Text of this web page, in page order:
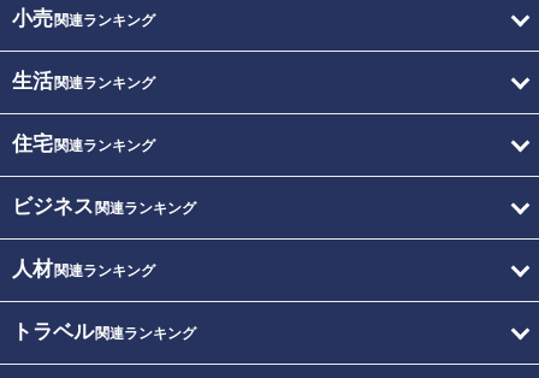
小売関連ランキング
生活関連ランキング
住宅関連ランキング
ビジネス 関連ランキング
人材関連ランキング
トラベル関連ランキング